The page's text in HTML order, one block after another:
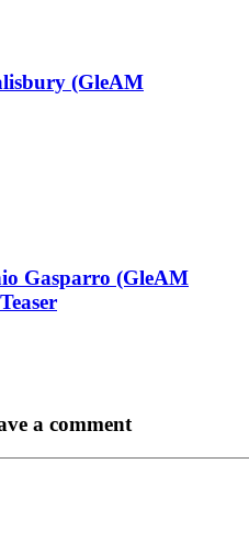
(GleAM
Gasparro (GleAM
a comment